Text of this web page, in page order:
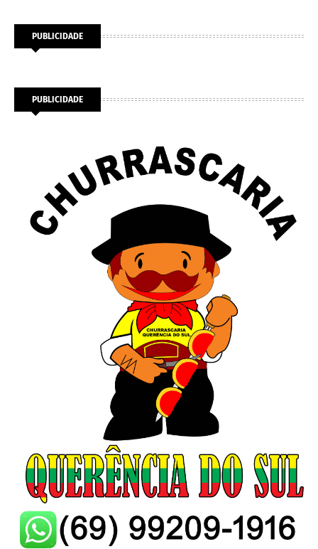
PUBLICIDADE
PUBLICIDADE